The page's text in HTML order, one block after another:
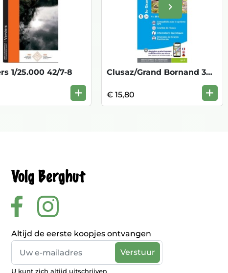
Volgende
keyboard_arrow_right
1/25.000 42/7-8
+
Clusaz/Grand Bornand 3430 ET 1/25.000
€ 15,80 +
Volg Berghut
Altijd de eerste koopjes ontvangen
U kunt zich altijd uitschrijven